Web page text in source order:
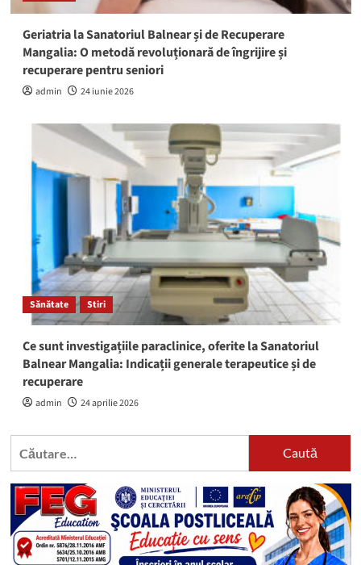
Geriatria la Sanatoriul Balnear și de Recuperare
Mangalia: O metodă revoluționară de îngrijire și
recuperare pentru seniori
admin 24 iunie 2026
Sănătate Stiri
Ce sunt investigațiile paraclinice, oferite la Sanatoriul
Balnear Mangalia: Indicații generale terapeutice și de
recuperare
admin 24 aprilie 2026